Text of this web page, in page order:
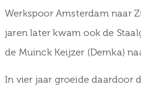
Zuilen
Collectie
Werkspoor Amsterdam naar
jaren later kwam ook de
de Muinck Keijzer (Demka)
In vier jaar groeide daardoor